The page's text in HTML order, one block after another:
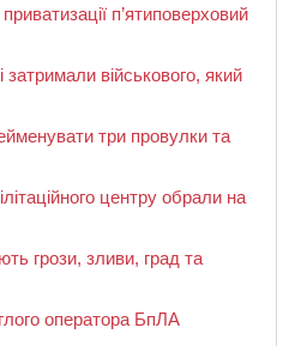
п’ятиповерховий
військового, який
три провулки та
центру обрали на
грози, зливи, град та
оператора БпЛА